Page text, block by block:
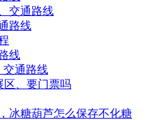
交通路线
路线
线
交通路线
区、要门票吗
冰糖葫芦怎么保存不化糖